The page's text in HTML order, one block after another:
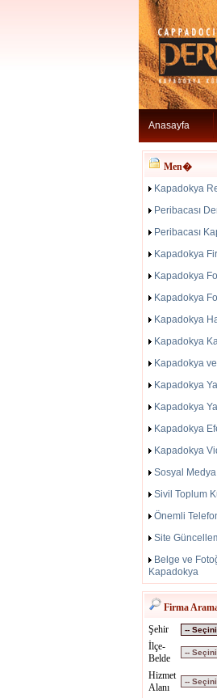
Anasayfa
Men�
Kapadokya
Peribacası
Peribacası
Kapadokya
Kapadokya
Kapadokya
Kapadokya
Kapadokya
Kapadokya
Kapadokya
Kapadokya
Kapadokya
Kapadokya
Sosyal
Sivil Toplum
Önemli
Site
Belge ve
Kapadokya
Firma
Şehir
İlçe-
Belde
Hizmet
Alanı